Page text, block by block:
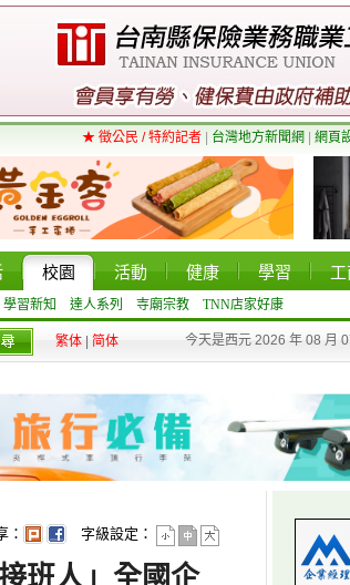
★ 徵公民 / 特約記者 台灣地方新聞網 網頁
校園 活動 健康 學習 工
學習新知 達人系列 寺廟宗教 TNN店家好康
繁体 简体 今天是西元 2026 年 08 月
字級設定：
班人」全國企